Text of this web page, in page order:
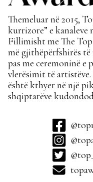
Themeluar në 2015,
kurrizore” e kanaleve
Fillimisht me The
më gjithëpërfshirës
pas me ceremoninë e
vlerësimit të
është kthyer në një
shqiptarëve